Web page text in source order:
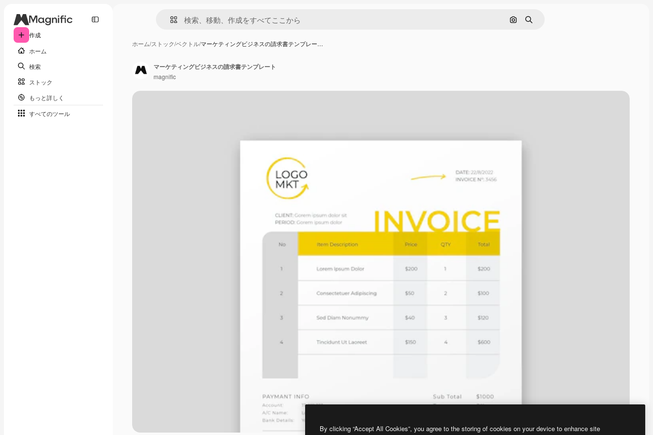
作成
ホーム
検索
ストック
もっと詳しく
すべてのツール
画像で検索
検索
ホーム/ストック/ベクトル/マーケティングビジネスの請求書テンプレー…
マーケティングビジネスの請求書テンプレート
magnific
By clicking “Accept All Cookies”, you agree to the storing of cookies on your device to enhance site